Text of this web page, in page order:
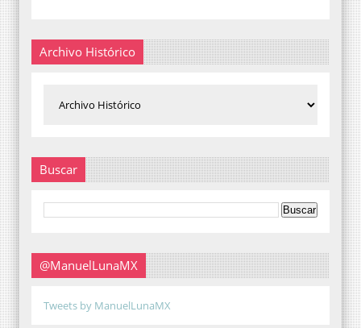
Archivo Histórico
Buscar
@ManuelLunaMX
Tweets by ManuelLunaMX